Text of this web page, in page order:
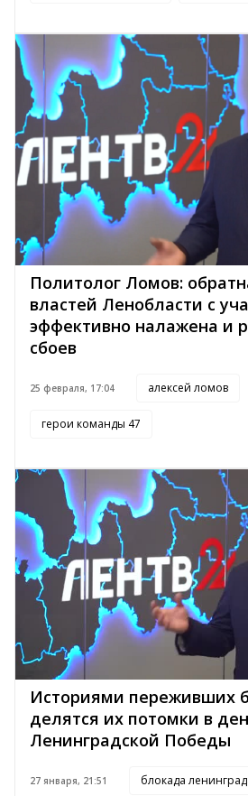
Политолог Ломов:
властей Ленобласти с
эффективно налажена и
сбоев
25 февраля, 17:04 алексей ломов
герои команды 47
Историями переживших
делятся их потомки в
Ленинградской Победы
27 января, 21:51 блокада